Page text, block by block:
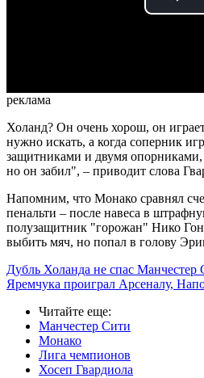
реклама
Холанд? Он очень хорош, он
нужно искать, а когда соперник
защитниками и двумя опорниками,
но он забил", – приводит слова
Напомним, что Монако сравнял
пенальти – после навеса в
полузащитник "горожан" Нико
выбить мяч, но попал в голову
Дубль Холанда не спас
Яремчука проиграл Арсеналу,
Читайте еще:
Манчестер Сити
Монако
Лига чемпионов
Хосеп Гвардиола